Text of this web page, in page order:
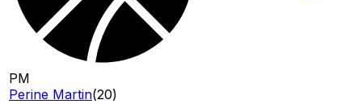
PM
Perine Martin(20)